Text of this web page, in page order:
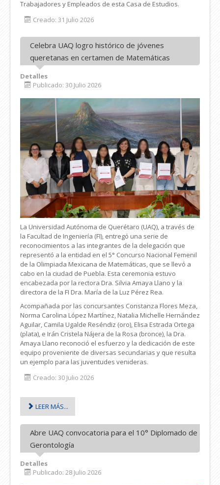
Trabajadores y Empleados de esta Casa de Estudios.
Creado: 31 Julio 2026
Celebra UAQ logro histórico de jóvenes
queretanas en certamen de Matemáticas
Detalles
Publicado: 30 Julio 2026
La Universidad Autónoma de Querétaro (UAQ), a través de
la Facultad de Ingeniería (FI), entregó una serie de
reconocimientos a las integrantes de la delegación que
representó a la entidad en el 5° Concurso Nacional Femenil
de la Olimpiada Mexicana de Matemáticas, que se llevó a
cabo en la ciudad de Puebla. Esta ceremonia estuvo
encabezada por la rectora Dra. Silvia Amaya Llano y la
directora de la FI Dra. María de la Luz Pérez Rea.
Acompañada por las concursantes Constanza Flores Meza,
Norma Carolina López Martínez, Natalia Michelle Hernández
Aguilar, Camila Ugalde Reséndiz (oro), Elisa Estrada Ortega
(plata), e Irán Cristela Nájera de la Rosa (bronce), la Dra.
Amaya Llano reconoció el esfuerzo y la dedicación de este
equipo proveniente de diversas secundarias y que resulta
un ejemplo para las juventudes venideras.
Creado: 30 Julio 2026
LEER MÁS...
Abre UAQ convocatoria para el 10° Diplomado de
Gerontología
Detalles
Publicado: 28 Julio 2026